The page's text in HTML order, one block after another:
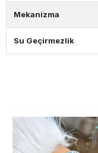
Mekanizma
Su Geçirmezlik